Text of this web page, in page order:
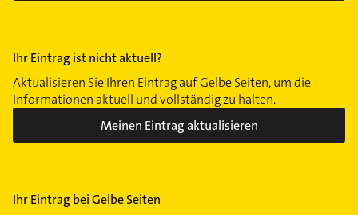
Ihr Eintrag ist nicht aktuell?
Aktualisieren Sie Ihren Eintrag auf Gelbe Seiten, um die
Informationen aktuell und vollständig zu halten.
Meinen Eintrag aktualisieren
Ihr Eintrag bei Gelbe Seiten